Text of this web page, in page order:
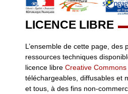
LICENCE LIBRE
L’ensemble de cette page, des
ressources techniques
licence libre Creative Commons
téléchargeables, diffusables et
et tous, à des fins non-